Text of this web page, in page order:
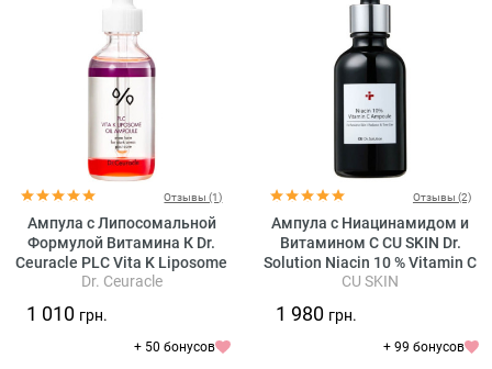
Отзывы (1)
Ампула с Липосомальной
Формулой Витамина К Dr.
Ceuracle PLC Vita K Liposome
Oil Ampoule
Dr. Ceuracle
1 010 грн.
+ 50 бонусов
Отзывы (2)
Ампула с Ниацинамидом и
Витамином C CU SKIN Dr.
Solution Niacin 10 % Vitamin C
Ampoule
CU SKIN
1 980 грн.
+ 99 бонусов